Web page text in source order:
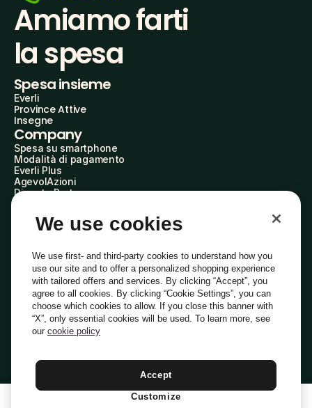
Amiamo farti
la spesa
Spesa insieme
Everli
Province Attive
Insegne
Company
Spesa su smartphone
Modalità di pagamento
Everli Plus
AgevolAzioni
Diventa Partner
Everli Shoppers
About Us
Everli News
Domande frequenti
Lavora con noi
Diventa Shopper
Investitori
PrivacyCookiePreferenze Cookie
Termini e CondizioniCodice Etico
Indirizzo PEC: everli@pec.it - indirizzo DPO: dpo@everli.com
Italiano
We use cookies
We use first- and third-party cookies to understand how you
use our site and to offer a personalized shopping experience
with tailored offers and services. By clicking “Accept”, you
agree to all cookies. By clicking “Cookie Settings”, you can
choose which cookies to allow. If you close this banner with
“X”, only essential cookies will be used. To learn more, see
our cookie policy
Accept
Customize